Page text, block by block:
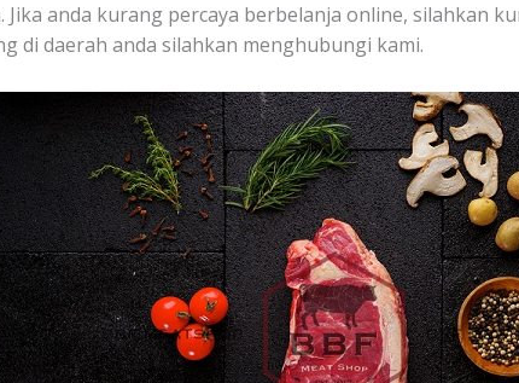
anda kurang percaya berbelanja online, silahkan
di daerah anda silahkan menghubungi kami.